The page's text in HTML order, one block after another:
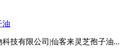
油
技有限公司|仙客来灵芝孢子油...